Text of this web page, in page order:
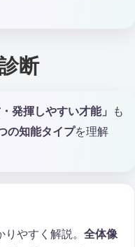
断
発揮しやすい才能」
も
の知能タイプを理解
りやすく解説。 全体像